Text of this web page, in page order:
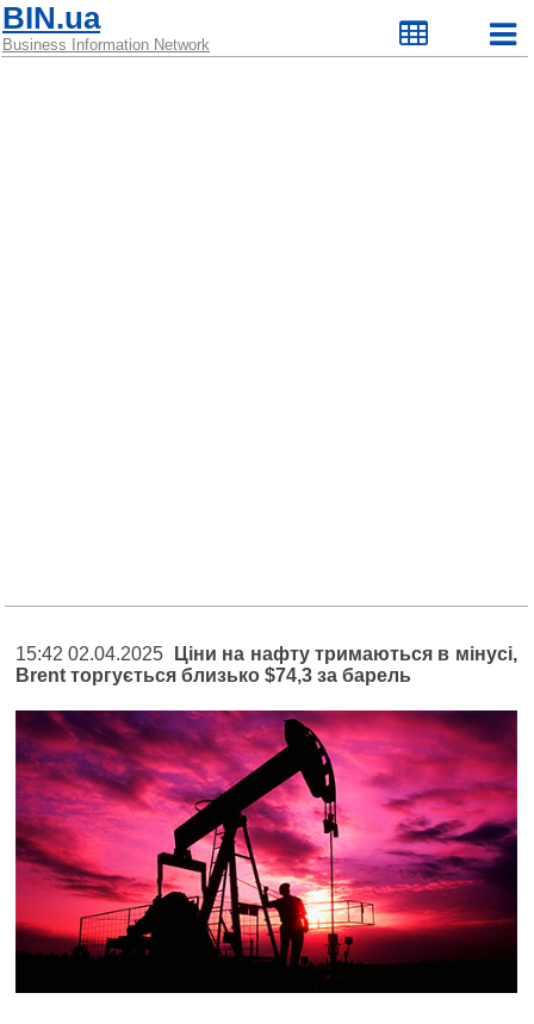
BIN.ua
Business Information Network
15:42 02.04.2025
Ціни на нафту тримаються в мінусі,
Brent торгується близько $74,3 за барель